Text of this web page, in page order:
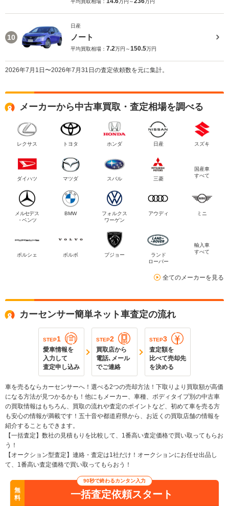
平均買取相場： 万円～ 万円
10
日産
ノート
平均買取相場： 7.2万円～150.5万円
2026年7月1日〜2026年7月31日の査定依頼数を元に集計。
メーカーから中古車買取・査定相場を調べる
レクサス トヨタ ホンダ 日産 スズキ
ダイハツ マツダ スバル 三菱
国産車
すべて
メルセデス
・ベンツ
BMW
フォルクス
ワーゲン
アウディ ミニ
ポルシェ ボルボ プジョー
ランド
ローバー
輸入車
すべて
全てのメーカーを見る
カーセンサー簡単ネット車査定の流れ
STEP1
愛車情報を
入力して
査定申し込み
STEP2
買取店から
電話､メール
でご連絡
STEP3
査定額を
比べて売却先
を決める
車を売るならカーセンサーへ！選べる2つの売却方法！下取りより買取額が高価
になる方法が見つかるかも！他にもメーカー、車種、ボディタイプ別の中古車
の買取情報はもちろん、買取の流れや査定のポイントなど、初めて車を売る方
も安心の情報が満載です！五十音や都道府県から、お近くの買取店舗の情報を
紹介することもできます。
【一括査定】数社の見積もりを比較して、1番高い査定価格で買い取ってもらお
う！
【オークション型査定】連絡・査定は1社だけ！オークションにお任せ出品し
て、1番高い査定価格で買い取ってもらおう！
無
料
90秒で終わるカンタン入力
一括査定依頼スタート